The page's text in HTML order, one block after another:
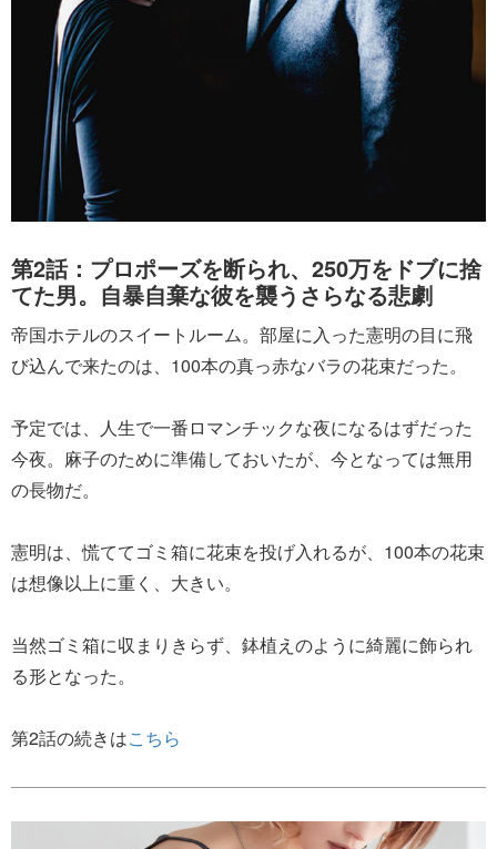
第2話：プロポーズを断られ、250万をドブに捨
てた男。自暴自棄な彼を襲うさらなる悲劇
帝国ホテルのスイートルーム。部屋に入った憲明の目に飛
び込んで来たのは、100本の真っ赤なバラの花束だった。
予定では、人生で一番ロマンチックな夜になるはずだった
今夜。麻子のために準備しておいたが、今となっては無用
の長物だ。
憲明は、慌ててゴミ箱に花束を投げ入れるが、100本の花束
は想像以上に重く、大きい。
当然ゴミ箱に収まりきらず、鉢植えのように綺麗に飾られ
る形となった。
第2話の続きはこちら